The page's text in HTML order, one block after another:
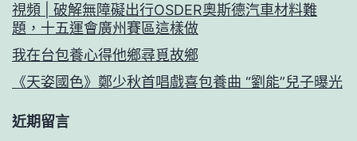
視頻 | 破解無障礙出行OSDER奧斯德汽車材料難
題，十五運會廣州賽區這樣做
我在台包養心得他鄉尋覓故鄉
《天姿國色》鄭少秋首唱戲喜包養曲 “劉能”兒子曝光
近期留言